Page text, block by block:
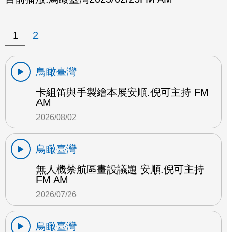
1 2
鳥瞰臺灣
卡組笛與手製繪本展安順.倪可主持 FM
AM
2026/08/02
鳥瞰臺灣
無人機禁航區畫設議題 安順.倪可主持
FM AM
2026/07/26
鳥瞰臺灣